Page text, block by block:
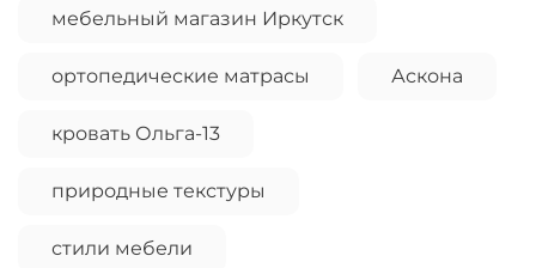
мебельный магазин Иркутск
ортопедические матрасы Аскона
кровать Ольга-13
природные текстуры
стили мебели